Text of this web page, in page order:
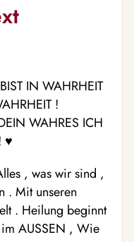
IN WAHRHEIT
!
WAHRES ICH
♥️
, was wir sind ,
. Mit unseren
. Heilung beginnt
AUSSEN , Wie